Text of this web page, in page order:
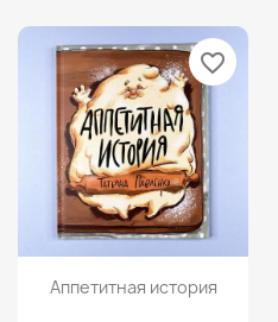
Просмотр
Аппетитная история
favorite_border